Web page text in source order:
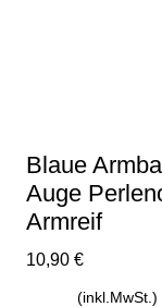
Blaue
Auge
Armreif
10,90 €